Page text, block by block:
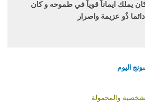
يملك ايماناً قوياً في طموحه و كان
دائما ذٌو عزيمة واصرار
اليوم
والمحمولة